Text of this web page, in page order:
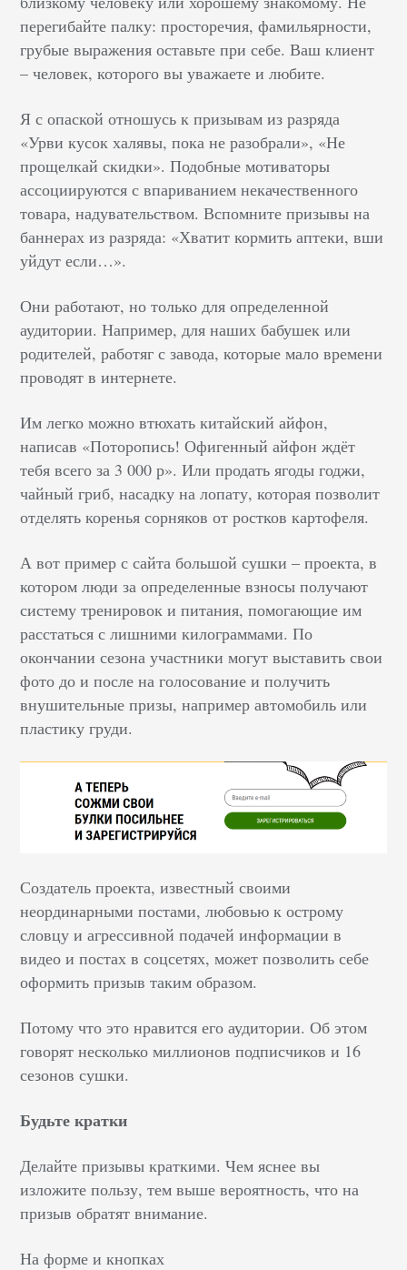
перегибайте палку: просторечия, фамильярности,
грубые выражения оставьте при себе. Ваш клиент
– человек, которого вы уважаете и любите.
Я с опаской отношусь к призывам из разряда
«Урви кусок халявы, пока не разобрали», «Не
прощелкай скидки». Подобные мотиваторы
ассоциируются с впариванием некачественного
товара, надувательством. Вспомните призывы на
баннерах из разряда: «Хватит кормить аптеки, вши
уйдут если…».
Они работают, но только для определенной
аудитории. Например, для наших бабушек или
родителей, работяг с завода, которые мало времени
проводят в интернете.
Им легко можно втюхать китайский айфон,
написав «Поторопись! Офигенный айфон ждёт
тебя всего за 3 000 р». Или продать ягоды годжи,
чайный гриб, насадку на лопату, которая позволит
отделять коренья сорняков от ростков картофеля.
А вот пример с сайта большой сушки – проекта, в
котором люди за определенные взносы получают
систему тренировок и питания, помогающие им
расстаться с лишними килограммами. По
окончании сезона участники могут выставить свои
фото до и после на голосование и получить
внушительные призы, например автомобиль или
пластику груди.
Создатель проекта, известный своими
неординарными постами, любовью к острому
словцу и агрессивной подачей информации в
видео и постах в соцсетях, может позволить себе
оформить призыв таким образом.
Потому что это нравится его аудитории. Об этом
говорят несколько миллионов подписчиков и 16
сезонов сушки.
Будьте кратки
Делайте призывы краткими. Чем яснее вы
изложите пользу, тем выше вероятность, что на
призыв обратят внимание.
На форме и кнопках